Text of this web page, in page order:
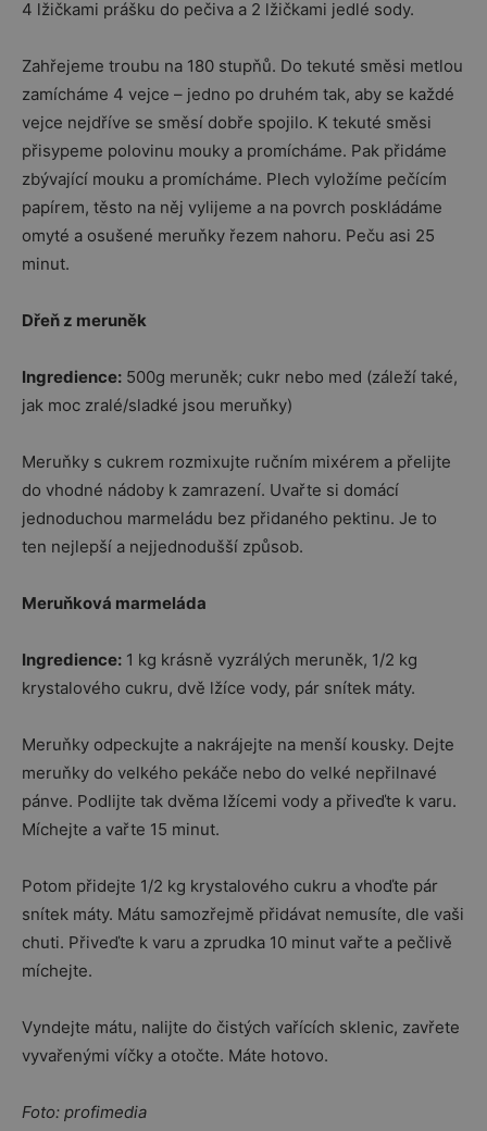
4 lžičkami prášku do pečiva a 2 lžičkami jedlé sody.
Zahřejeme troubu na 180 stupňů. Do tekuté směsi metlou
zamícháme 4 vejce – jedno po druhém tak, aby se každé
vejce nejdříve se směsí dobře spojilo. K tekuté směsi
přisypeme polovinu mouky a promícháme. Pak přidáme
zbývající mouku a promícháme. Plech vyložíme pečícím
papírem, těsto na něj vylijeme a na povrch poskládáme
omyté a osušené meruňky řezem nahoru. Peču asi 25
minut.
Dřeň z meruněk
Ingredience: 500g meruněk; cukr nebo med (záleží také,
jak moc zralé/sladké jsou meruňky)
Meruňky s cukrem rozmixujte ručním mixérem a přelijte
do vhodné nádoby k zamrazení. Uvařte si domácí
jednoduchou marmeládu bez přidaného pektinu. Je to
ten nejlepší a nejjednodušší způsob.
Meruňková marmeláda
Ingredience: 1 kg krásně vyzrálých meruněk, 1/2 kg
krystalového cukru, dvě lžíce vody, pár snítek máty.
Meruňky odpeckujte a nakrájejte na menší kousky. Dejte
meruňky do velkého pekáče nebo do velké nepřilnavé
pánve. Podlijte tak dvěma lžícemi vody a přiveďte k varu.
Míchejte a vařte 15 minut.
Potom přidejte 1/2 kg krystalového cukru a vhoďte pár
snítek máty. Mátu samozřejmě přidávat nemusíte, dle vaši
chuti. Přiveďte k varu a zprudka 10 minut vařte a pečlivě
míchejte.
Vyndejte mátu, nalijte do čistých vařících sklenic, zavřete
vyvařenými víčky a otočte. Máte hotovo.
Foto: profimedia